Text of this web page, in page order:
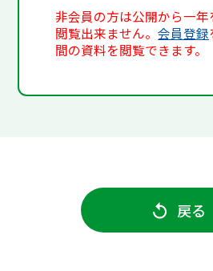
非会員の方は公開から一
閲覧出来ません。会員登録
間の資料を閲覧できます。
戻る